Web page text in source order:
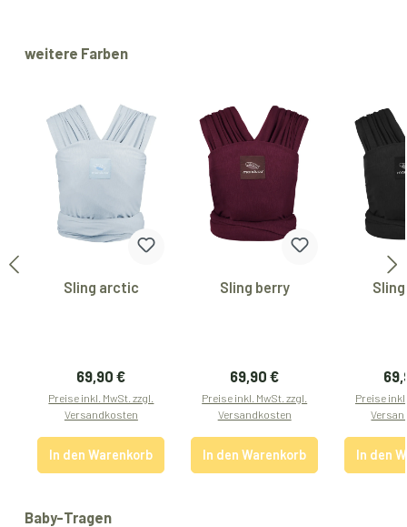
Produktgalerie überspringen
weitere Farben
Sling arctic
Regulärer Preis:
69,90 €
Preise inkl. MwSt. zzgl.
Versandkosten
In den Warenkorb
Sling berry
Regulärer Preis:
69,90 €
Preise inkl. MwSt. zzgl.
Versandkosten
In den Warenkorb
Preise
In den
Produktgalerie überspringen
Baby-Tragen